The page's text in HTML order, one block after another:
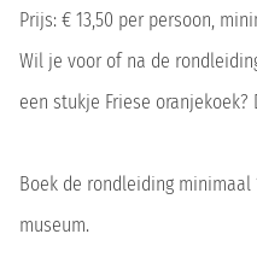
Prijs: € 13,50 per persoon,
Wil je voor of na de
een stukje Friese
Boek de rondleiding
museum.